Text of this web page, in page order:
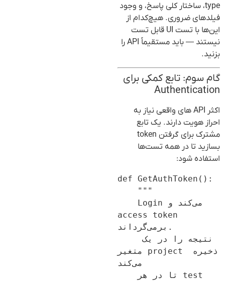
type، ساختار کلی پاسخ، و وجود
فیلدهای ضروری. هیچ‌کدام از
این‌ها با تست UI قابل تست
نیستند — باید مستقیماً API را
بزنید.
گام سوم: تابع کمکی برای
Authentication
اکثر API های واقعی نیاز به
احراز هویت دارند. یک تابع
مشترک برای گرفتن token
بسازید تا در همه تست‌ها
استفاده شود:
def GetAuthToken():
    """
    Login می‌کند و
access token
برمی‌گرداند.
متغیر project ذخیره
می‌کند